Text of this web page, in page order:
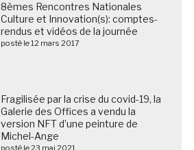
8èmes Rencontres Nationales
Culture et Innovation(s): comptes-
rendus et vidéos de la journée
posté le 12 mars 2017
Fragilisée par la crise du covid-19, la
Galerie des Offices a vendu la
version NFT d’une peinture de
Michel-Ange
posté le 23 mai 2021